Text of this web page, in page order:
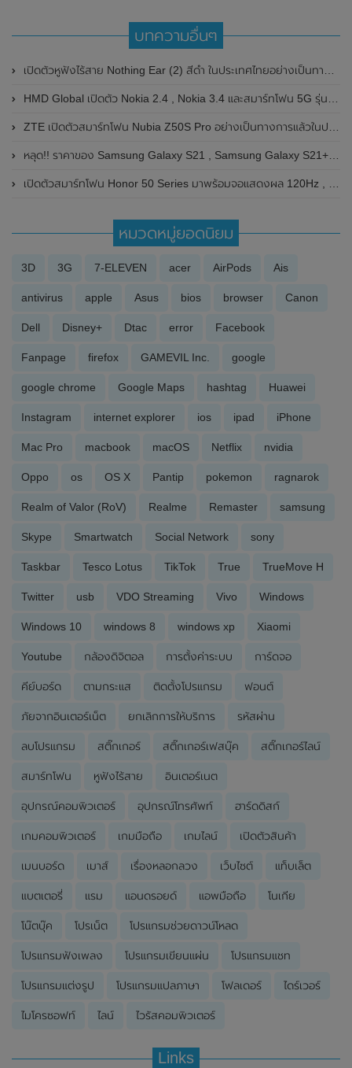
บทความอื่นๆ
เปิดตัวหูฟังไร้สาย Nothing Ear (2) สีดำ ในประเทศไทยอย่างเป็นทางการแล้ว มาพร้อมราคาเดิมและรายละเอียดคุณสมบัติเดิม
HMD Global เปิดตัว Nokia 2.4 , Nokia 3.4 และสมาร์ทโฟน 5G รุ่นแรกของแบรนด์ Nokia 8.3 (5G) วางจำหน่ายทั่วโลก
ZTE เปิดตัวสมาร์ทโฟน Nubia Z50S Pro อย่างเป็นทางการแล้วในประเทศจีน มาพร้อมชิปเซ็ต Qualcomm Snapdragon 8 Gen 2 Advanced Edition SoC , กล้องหลัง ความละเอียดสูงถึง 50MP และรองรับการชาร์จไว 80W
หลุด!! ราคาของ Samsung Galaxy S21 , Samsung Galaxy S21+ และ Samsung Galaxy S21 Ultra ในโซนยุโรป ก่อนเปิดตัวอย่างเป็นทางการ เริ่มต้นที่ 31,xxx บาท
เปิดตัวสมาร์ทโฟน Honor 50 Series มาพร้อมจอแสดงผล 120Hz , กล้องความละเอียดสูงถึง 108MP และรองรับ GMS
หมวดหมู่ยอดนิยม
3D 3G 7-ELEVEN acer AirPods Ais
antivirus apple Asus bios browser Canon
Dell Disney+ Dtac error Facebook
Fanpage firefox GAMEVIL Inc. google
google chrome Google Maps hashtag Huawei
Instagram internet explorer ios ipad iPhone
Mac Pro macbook macOS Netflix nvidia
Oppo os OS X Pantip pokemon ragnarok
Realm of Valor (RoV) Realme Remaster samsung
Skype Smartwatch Social Network sony
Taskbar Tesco Lotus TikTok True TrueMove H
Twitter usb VDO Streaming Vivo Windows
Windows 10 windows 8 windows xp Xiaomi
Youtube กล้องดิจิตอล การตั้งค่าระบบ การ์ดจอ
คีย์บอร์ด ตามกระแส ติดตั้งโปรแกรม ฟอนต์
ภัยจากอินเตอร์เน็ต ยกเลิกการให้บริการ รหัสผ่าน
ลบโปรแกรม สติ๊กเกอร์ สติ๊กเกอร์เฟสบุ๊ค สติ๊กเกอร์ไลน์
สมาร์ทโฟน หูฟังไร้สาย อินเตอร์เนต
อุปกรณ์คอมพิวเตอร์ อุปกรณ์โทรศัพท์ ฮาร์ดดิสก์
เกมคอมพิวเตอร์ เกมมือถือ เกมไลน์ เปิดตัวสินค้า
เมนบอร์ด เมาส์ เรื่องหลอกลวง เว็บไซต์ แท็บเล็ต
แบตเตอรี่ แรม แอนดรอยด์ แอพมือถือ โนเกีย
โน๊ตบุ๊ค โปรเน็ต โปรแกรมช่วยดาวน์โหลด
โปรแกรมฟังเพลง โปรแกรมเขียนแผ่น โปรแกรมแชท
โปรแกรมแต่งรูป โปรแกรมแปลภาษา โฟลเดอร์ ไดร์เวอร์
ไมโครซอฟท์ ไลน์ ไวรัสคอมพิวเตอร์
Links